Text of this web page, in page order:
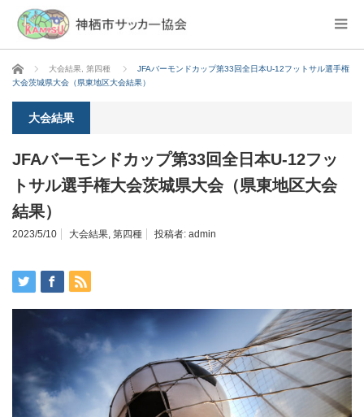
ホーム 大会結果 第四種
JFAバーモンドカップ第33回全日本U-12フットサル選手権
大会茨城県大会（県東地区大会結果）
大会結果
JFAバーモンドカップ第33回全日本U-12フッ
トサル選手権大会茨城県大会（県東地区大会
結果）
2023/5/10 大会結果, 第四種 投稿者: admin